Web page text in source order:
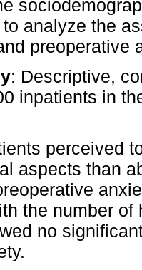
analyze the
preoperative
: Descriptive,
inpatients in
perceived
aspects than
the number
no